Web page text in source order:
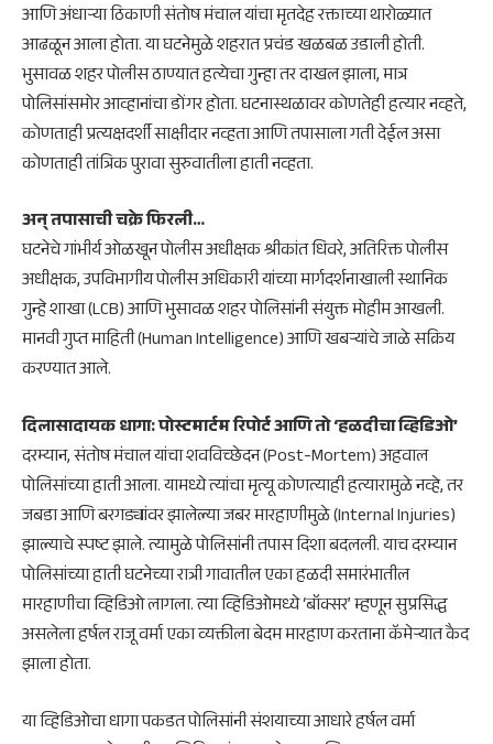
आणि अंधाऱ्या ठिकाणी संतोष मंचाल यांचा मृतदेह रक्ताच्या थारोळ्यात
आढळून आला होता. या घटनेमुळे शहरात प्रचंड खळबळ उडाली होती.
भुसावळ शहर पोलीस ठाण्यात हत्येचा गुन्हा तर दाखल झाला, मात्र
पोलिसांसमोर आव्हानांचा डोंगर होता. घटनास्थळावर कोणतेही हत्यार नव्हते,
कोणताही प्रत्यक्षदर्शी साक्षीदार नव्हता आणि तपासाला गती देईल असा
कोणताही तांत्रिक पुरावा सुरुवातीला हाती नव्हता.
​अन् तपासाची चक्रे फिरली…
​घटनेचे गांभीर्य ओळखून पोलीस अधीक्षक श्रीकांत धिवरे, अतिरिक्त पोलीस
अधीक्षक, उपविभागीय पोलीस अधिकारी यांच्या मार्गदर्शनाखाली स्थानिक
गुन्हे शाखा (LCB) आणि भुसावळ शहर पोलिसांनी संयुक्त मोहीम आखली.
मानवी गुप्त माहिती (Human Intelligence) आणि खबऱ्यांचे जाळे सक्रिय
करण्यात आले.
​दिलासादायक धागा: पोस्टमार्टम रिपोर्ट आणि तो ‘हळदीचा व्हिडिओ’
दरम्यान, संतोष मंचाल यांचा शवविच्छेदन (Post-Mortem) अहवाल
पोलिसांच्या हाती आला. यामध्ये त्यांचा मृत्यू कोणत्याही हत्यारामुळे नव्हे, तर
जबडा आणि बरगड्यांवर झालेल्या जबर मारहाणीमुळे (Internal Injuries)
झाल्याचे स्पष्ट झाले. त्यामुळे पोलिसांनी तपास दिशा बदलली. याच दरम्यान
पोलिसांच्या हाती घटनेच्या रात्री गावातील एका हळदी समारंभातील
मारहाणीचा व्हिडिओ लागला. त्या व्हिडिओमध्ये ‘बॉक्सर’ म्हणून सुप्रसिद्ध
असलेला हर्षल राजू वर्मा एका व्यक्तीला बेदम मारहाण करताना कॅमेऱ्यात कैद
झाला होता.
​या व्हिडिओचा धागा पकडत पोलिसांनी संशयाच्या आधारे हर्षल वर्मा